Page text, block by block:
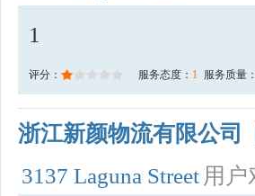
1
评分： 服务态度： 1 服务质量：
浙江新颜物流有限公司
3137 Laguna Street 用